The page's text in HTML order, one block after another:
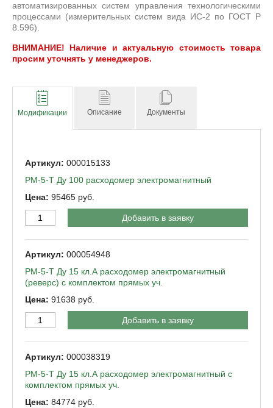
автоматизированных систем управления технологическими
процессами (измерительных систем вида ИС-2 по ГОСТ Р
8.596).
ВНИМАНИЕ! Наличие и актуальную стоимость товара
просим уточнять у менеджеров.
Модификации Описание Документы
000015133
РМ-5-Т Ду 100 расходомер электромагнитный
95465
Добавить в заявку
000054948
РМ-5-Т Ду 15 кл.А расходомер электромагнитный
(реверс) с комплектом прямых уч.
91638
Добавить в заявку
000038319
РМ-5-Т Ду 15 кл.А расходомер электромагнитный с
комплектом прямых уч.
84774